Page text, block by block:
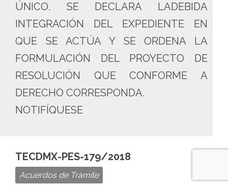
ÚNICO. SE DECLARA LADEBIDA
INTEGRACIÓN DEL EXPEDIENTE EN
QUE SE ACTÚA Y SE ORDENA LA
FORMULACIÓN DEL PROYECTO DE
RESOLUCIÓN QUE CONFORME A
DERECHO CORRESPONDA.
NOTIFÍQUESE
TECDMX-PES-179/2018
Acuerdos de Trámite